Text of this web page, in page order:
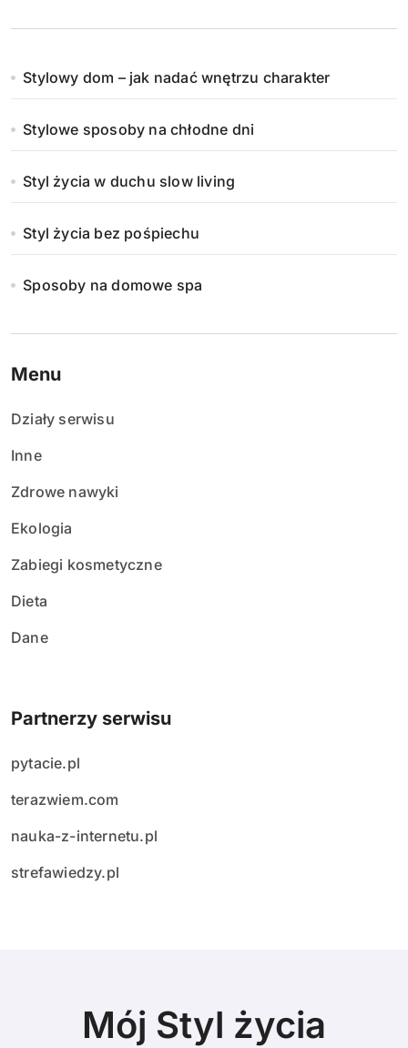
Stylowy dom – jak nadać wnętrzu charakter
Stylowe sposoby na chłodne dni
Styl życia w duchu slow living
Styl życia bez pośpiechu
Sposoby na domowe spa
Menu
Działy serwisu
Inne
Zdrowe nawyki
Ekologia
Zabiegi kosmetyczne
Dieta
Dane
Partnerzy serwisu
pytacie.pl
terazwiem.com
nauka-z-internetu.pl
strefawiedzy.pl
Mój Styl życia